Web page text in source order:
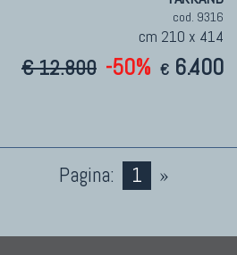
cod. 9316
cm 210 x 414
€ 12.800 -50% € 6.400
Pagina: 1 »